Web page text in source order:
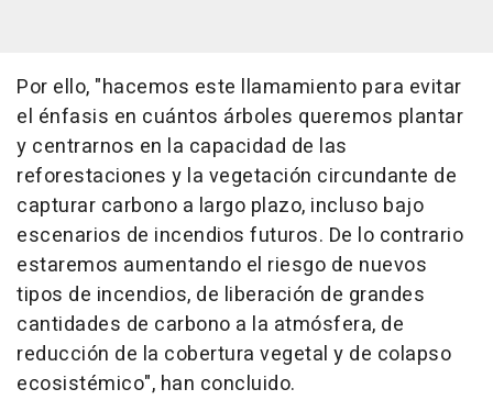
Por ello, "hacemos este llamamiento para evitar
el énfasis en cuántos árboles queremos plantar
y centrarnos en la capacidad de las
reforestaciones y la vegetación circundante de
capturar carbono a largo plazo, incluso bajo
escenarios de incendios futuros. De lo contrario
estaremos aumentando el riesgo de nuevos
tipos de incendios, de liberación de grandes
cantidades de carbono a la atmósfera, de
reducción de la cobertura vegetal y de colapso
ecosistémico", han concluido.